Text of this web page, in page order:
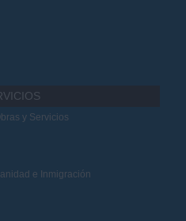
y Servicios
e Inmigración